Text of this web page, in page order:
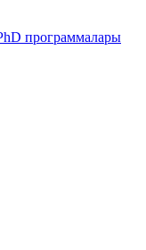
программалары